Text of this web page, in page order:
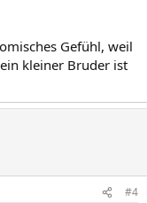
Gefühl, weil
kleiner Bruder ist
#4